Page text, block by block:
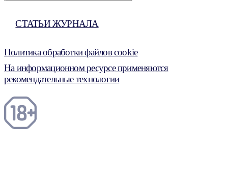
СТАТЬИ ЖУРНАЛА
Политика обработки файлов cookie
На информационном ресурсе применяются
рекомендательные технологии